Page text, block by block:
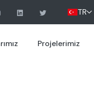
TR
Projelerimiz